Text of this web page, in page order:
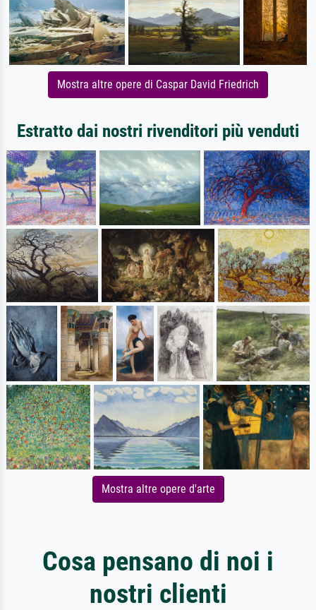
Mostra altre opere di Caspar David Friedrich
Estratto dai nostri rivenditori più venduti
Mostra altre opere d'arte
Cosa pensano di noi i
nostri clienti